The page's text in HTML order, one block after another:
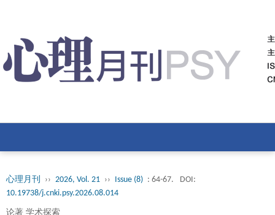
心理月刊 ›› 2026, Vol. 21 ›› Issue (8) : 64-67.
DOI:
10.19738/j.cnki.psy.2026.08.014
论著 学术探索